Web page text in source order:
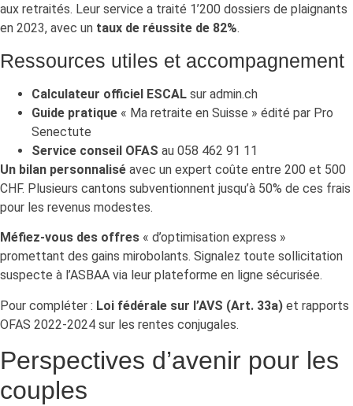
aux retraités. Leur service a traité 1’200 dossiers de plaignants
en 2023, avec un taux de réussite de 82%.
Ressources utiles et accompagnement
Calculateur officiel ESCAL sur admin.ch
Guide pratique « Ma retraite en Suisse » édité par Pro
Senectute
Service conseil OFAS au 058 462 91 11
Un bilan personnalisé avec un expert coûte entre 200 et 500
CHF. Plusieurs cantons subventionnent jusqu’à 50% de ces frais
pour les revenus modestes.
Méfiez-vous des offres « d’optimisation express »
promettant des gains mirobolants. Signalez toute sollicitation
suspecte à l’ASBAA via leur plateforme en ligne sécurisée.
Pour compléter : Loi fédérale sur l’AVS (Art. 33a) et rapports
OFAS 2022-2024 sur les rentes conjugales.
Perspectives d’avenir pour les
couples